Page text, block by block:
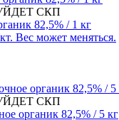
СКП
82,5% / 1 кг
Вес может меняться.
СКП
органик 82,5% / 5 кг